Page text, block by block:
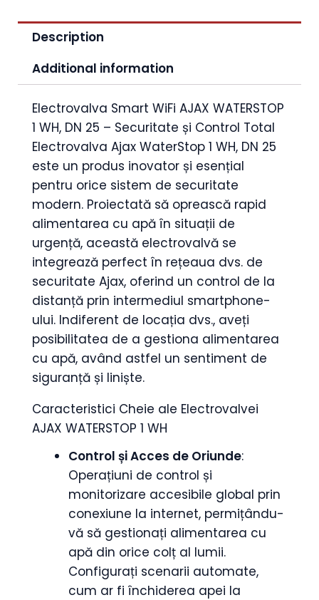
Description
Additional information
Electrovalva Smart WiFi AJAX WATERSTOP
1 WH, DN 25 – Securitate și Control Total
Electrovalva Ajax WaterStop 1 WH, DN 25
este un produs inovator și esențial
pentru orice sistem de securitate
modern. Proiectată să oprească rapid
alimentarea cu apă în situații de
urgență, această electrovalvă se
integrează perfect în rețeaua dvs. de
securitate Ajax, oferind un control de la
distanță prin intermediul smartphone-
ului. Indiferent de locația dvs., aveți
posibilitatea de a gestiona alimentarea
cu apă, având astfel un sentiment de
siguranță și liniște.
Caracteristici Cheie ale Electrovalvei
AJAX WATERSTOP 1 WH
Control și Acces de Oriunde:
Operațiuni de control și
monitorizare accesibile global prin
conexiune la internet, permițându-
vă să gestionați alimentarea cu
apă din orice colț al lumii.
Configurați scenarii automate,
cum ar fi închiderea apei la